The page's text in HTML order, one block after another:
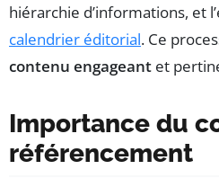
hiérarchie d’informations, et
calendrier éditorial. Ce
contenu engageant et
Importance du
référencement